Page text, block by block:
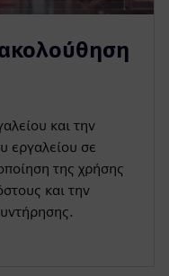
και την
εργαλείου σε
της χρήσης
και την